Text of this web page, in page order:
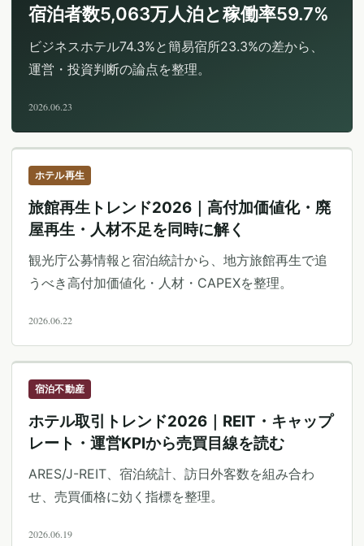
宿泊者数5,063万人泊と稼働率59.7%
ビジネスホテル74.3%と簡易宿所23.3%の差から、
運営・投資判断の論点を整理。
2026.06.23
ホテル再生
旅館再生トレンド2026｜高付加価値化・廃
屋再生・人材不足を同時に解く
観光庁公募情報と宿泊統計から、地方旅館再生で追
うべき高付加価値化・人材・CAPEXを整理。
2026.06.22
宿泊不動産
ホテル取引トレンド2026｜REIT・キャップ
レート・運営KPIから売買目線を読む
ARES/J-REIT、宿泊統計、訪日外客数を組み合わ
せ、売買価格に効く指標を整理。
2026.06.19